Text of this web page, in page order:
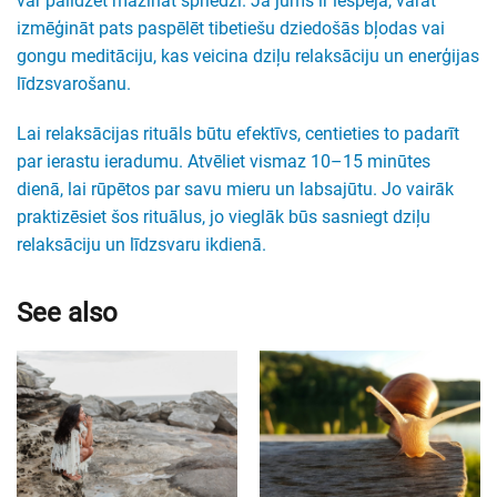
izmēģināt pats paspēlēt tibetiešu dziedošās bļodas vai
gongu meditāciju, kas veicina dziļu relaksāciju un enerģijas
līdzsvarošanu.
Lai relaksācijas rituāls būtu efektīvs, centieties to padarīt
par ierastu ieradumu. Atvēliet vismaz 10–15 minūtes
dienā, lai rūpētos par savu mieru un labsajūtu. Jo vairāk
praktizēsiet šos rituālus, jo vieglāk būs sasniegt dziļu
relaksāciju un līdzsvaru ikdienā.
See also